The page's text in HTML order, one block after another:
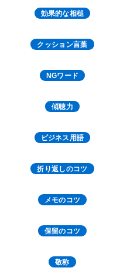
効果的な相槌
クッション言葉
NGワード
傾聴力
ビジネス用語
折り返しのコツ
メモのコツ
保留のコツ
敬称